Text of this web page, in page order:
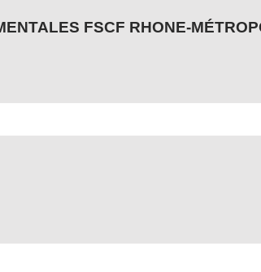
FSCF RHONE-